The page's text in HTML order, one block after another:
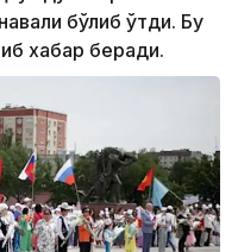
бўлиб ўтди. Бу
хабар беради.